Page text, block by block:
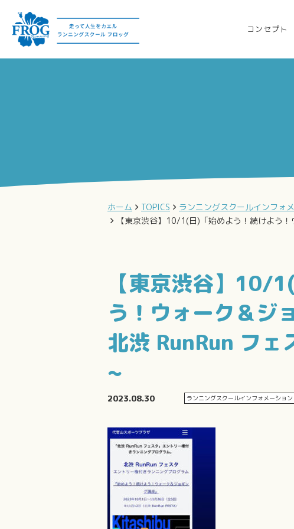
コンセプト
ホーム TOPICS
ランニングスクールインフォ
【東京渋谷】10/1(日)「始めよう！続けよう
【東京渋谷】10/
う！ウォーク＆ジ
北渋 RunRun フェ
~
2023.08.30 ランニングスクールインフォメーション